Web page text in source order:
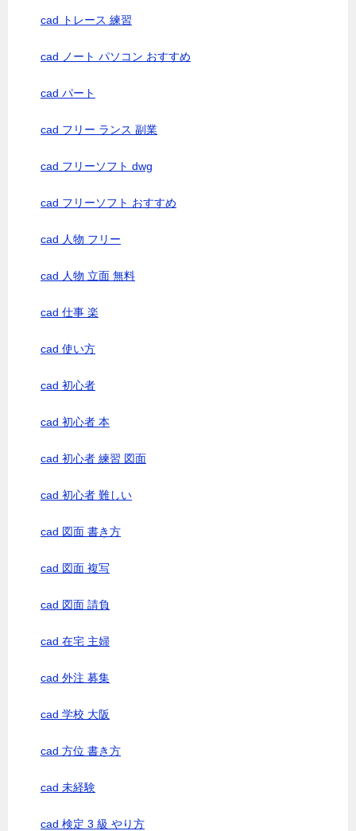
cad トレース 練習
cad ノート パソコン おすすめ
cad パート
cad フリー ランス 副業
cad フリーソフト dwg
cad フリーソフト おすすめ
cad 人物 フリー
cad 人物 立面 無料
cad 仕事 楽
cad 使い方
cad 初心者
cad 初心者 本
cad 初心者 練習 図面
cad 初心者 難しい
cad 図面 書き方
cad 図面 複写
cad 図面 請負
cad 在宅 主婦
cad 外注 募集
cad 学校 大阪
cad 方位 書き方
cad 未経験
cad 検定 3 級 やり方